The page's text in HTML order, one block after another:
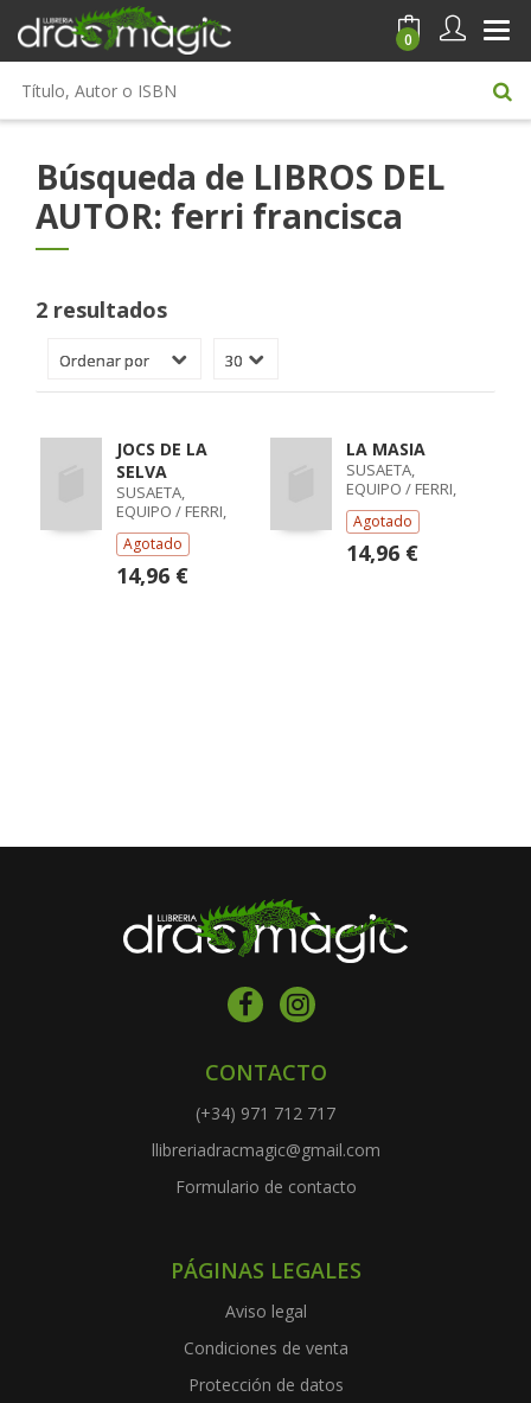
0
Búsqueda de LIBROS DEL
AUTOR: ferri francisca
2 resultados
JOCS DE LA
SELVA
SUSAETA,
EQUIPO / FERRI,
FRANCISCA
Agotado
14,96 €
LA MASIA
SUSAETA,
EQUIPO / FERRI,
FRANCISCA
Agotado
14,96 €
CONTACTO
(+34) 971 712 717
llibreriadracmagic@gmail.com
Formulario de contacto
PÁGINAS LEGALES
Aviso legal
Condiciones de venta
Protección de datos